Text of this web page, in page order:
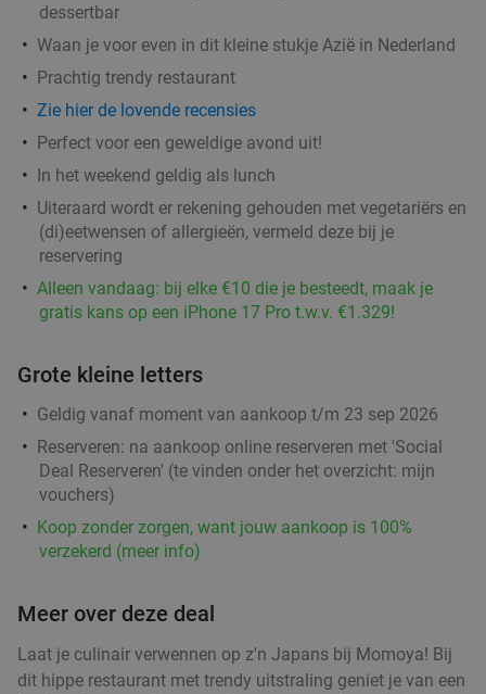
dessertbar
Waan je voor even in dit kleine stukje Azië in Nederland
Prachtig trendy restaurant
Zie hier de lovende recensies
Perfect voor een geweldige avond uit!
In het weekend geldig als lunch
Uiteraard wordt er rekening gehouden met vegetariërs en
(di)eetwensen of allergieën, vermeld deze bij je
reservering
Alleen vandaag: bij elke €10 die je besteedt, maak je
gratis kans op een iPhone 17 Pro t.w.v. €1.329!
Grote kleine letters
Geldig vanaf moment van aankoop t/m 23 sep 2026
Reserveren: na aankoop online reserveren met 'Social
Deal Reserveren' (te vinden onder het overzicht: mijn
vouchers)
Koop zonder zorgen, want jouw aankoop is 100%
verzekerd (meer info)
Meer over deze deal
Laat je culinair verwennen op z'n Japans bij Momoya! Bij
dit hippe restaurant met trendy uitstraling geniet je van een